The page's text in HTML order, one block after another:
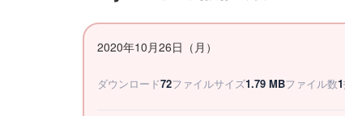
2020年10月26日（月）
ダウンロード72ファイルサイズ1.79 MBファイル数1